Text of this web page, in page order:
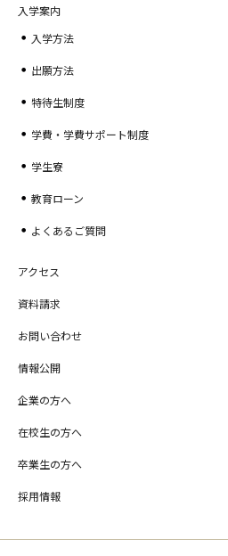
入学案内
入学方法
出願方法
特待生制度
学費・学費サポート制度
学生寮
教育ローン
よくあるご質問
アクセス
資料請求
お問い合わせ
情報公開
企業の方へ
在校生の方へ
卒業生の方へ
採用情報